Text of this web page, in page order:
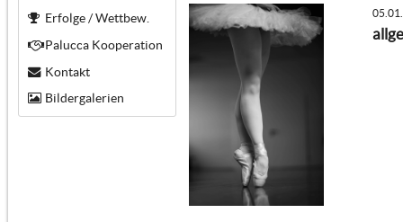
Erfolge / Wettbew.
Palucca Kooperation
Kontakt
Bildergalerien